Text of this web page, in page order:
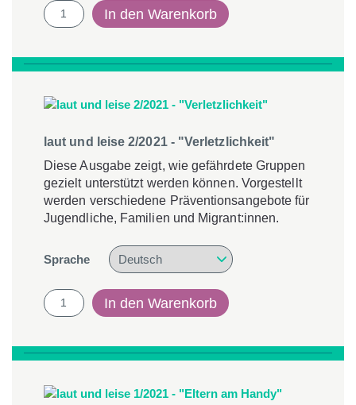
laut
und
3/2021
-
Mischkonsum"
In den Warenkorb
laut und leise 2/2021 - "Verletzlichkeit"
Diese Ausgabe zeigt, wie gefährdete Gruppen
gezielt unterstützt werden können. Vorgestellt
werden verschiedene Präventionsangebote für
Jugendliche, Familien und Migrant:innen.
Sprache
laut
und
2/2021
-
Menge
In den Warenkorb